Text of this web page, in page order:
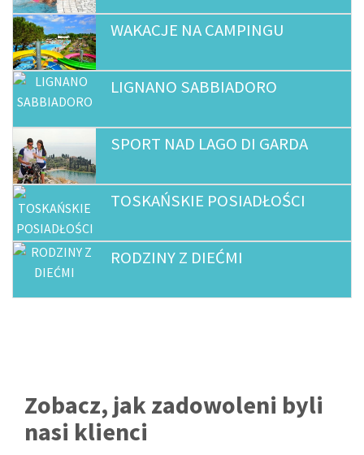
WAKACJE NA CAMPINGU
LIGNANO SABBIADORO
SPORT NAD LAGO DI GARDA
TOSKAŃSKIE POSIADŁOŚCI
RODZINY Z DIEĆMI
Zobacz, jak zadowoleni byli
nasi klienci